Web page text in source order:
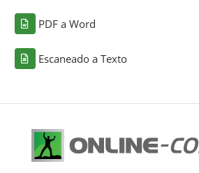
PDF a Word
Escaneado a Texto